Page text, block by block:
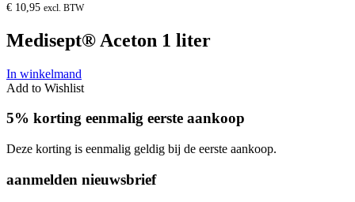
€ 10,95 excl. BTW
Medisept® Aceton 1 liter
In winkelmand
Add to Wishlist
5% korting eenmalig eerste aankoop
Deze korting is eenmalig geldig bij de eerste aankoop.
aanmelden nieuwsbrief